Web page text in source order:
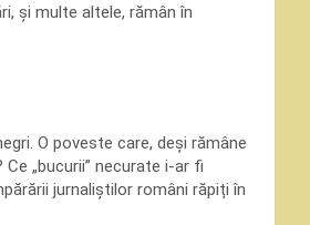
și multe altele, rămân în
O poveste care, deși rămâne
„bucurii” necurate i-ar fi
jurnaliștilor români răpiți în